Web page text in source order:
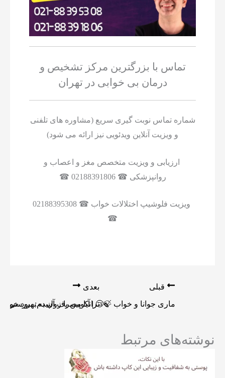
تماس با بزرگترین مرکز تشخیص و
درمان بی خوابی در تهران
شماره تماس نوبت گیری سریع (مشاوره های تلفنی
و ویزیت آنلاین ویدئویی نیز ارائه می شود)
ارزیابی و ویزیت متخصص مغز و اعصاب و
روانپزشکی ☎ 02188391806 ☎
ویزیت فلوشیپ اختلالات خواب ☎ 02188395308
☎
قبلی
ماری جوانا و خواب 🍃😴 | آیا مصرف آن به بهبود
بعدی
ترانکوپین یا زولپیدم: بررسی
نوشته‌های مرتبط